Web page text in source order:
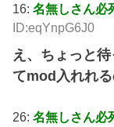
16:名無しさん必
ID:eqYnpG6J0
え、ちょっと
てmod入れれる
26:名無しさん必